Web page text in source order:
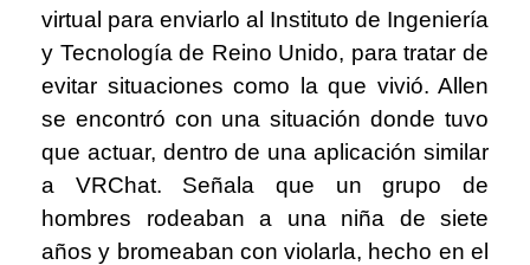
virtual para enviarlo al Instituto de Ingeniería
y Tecnología de Reino Unido, para tratar de
evitar situaciones como la que vivió. Allen
se encontró con una situación donde tuvo
que actuar, dentro de una aplicación similar
a VRChat. Señala que un grupo de
hombres rodeaban a una niña de siete
años y bromeaban con violarla, hecho en el